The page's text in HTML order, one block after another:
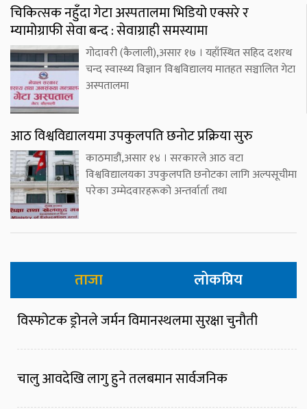
चिकित्सक नहुँदा गेटा अस्पतालमा भिडियो एक्सरे र
म्यामोग्राफी सेवा बन्द : सेवाग्राही समस्यामा
गोदावरी (कैलाली),असार १७ । यहाँस्थित सहिद दशरथ
चन्द स्वास्थ्य विज्ञान विश्वविद्यालय मातहत सञ्चालित गेटा
अस्पतालमा
आठ विश्वविद्यालयमा उपकुलपति छनोट प्रक्रिया सुरु
काठमाडौं,असार १४ । सरकारले आठ वटा
विश्वविद्यालयका उपकुलपति छनोटका लागि अल्पसूचीमा
परेका उम्मेदवारहरूको अन्तर्वार्ता तथा
ताजा लोकप्रिय
विस्फोटक ड्रोनले जर्मन विमानस्थलमा सुरक्षा चुनौती
चालु आवदेखि लागु हुने तलबमान सार्वजनिक